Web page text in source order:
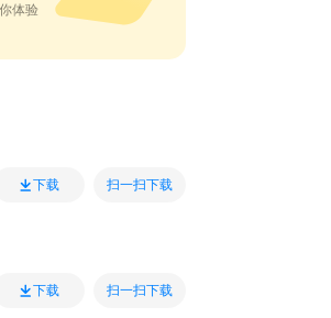
体验
下载 扫一扫下载
下载 扫一扫下载